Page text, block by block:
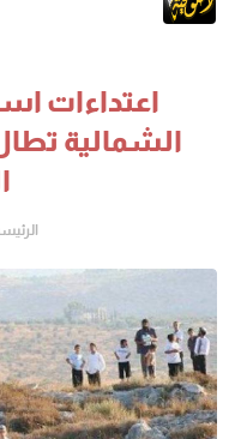
اعتداءات
الشمالية